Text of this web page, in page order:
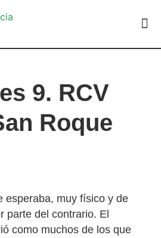
9. RCV
Roque
esperaba, muy físico y de
parte del contrario. El
como muchos de los que